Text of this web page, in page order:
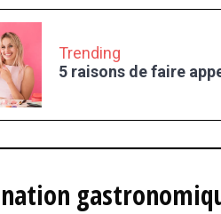
Trending
5 raisons de faire